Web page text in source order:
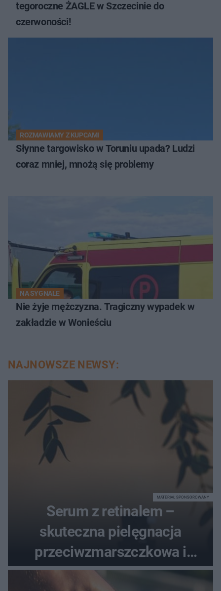
tegoroczne ŻAGLE w Szczecinie do
czerwoności!
ROZMAWIAMY Z KUPCAMI
Słynne targowisko w Toruniu upada? Ludzi
coraz mniej, mnożą się problemy
NA SYGNALE
Nie żyje mężczyzna. Tragiczny wypadek w
zakładzie w Wonieściu
NAJNOWSZE NEWSY:
Serum z retinalem –
skuteczna pielęgnacja
przeciwzmarszczkowa i
regenerująca
MATERIAŁ SPONSOROWANY